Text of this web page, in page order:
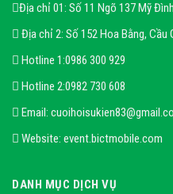
Địa chỉ 01: Số 11 Ngõ 137 Mỹ
Địa chỉ 2: Số 152 Hoa Bằng, Cầu
Hotline 1:0986 300 929
Hotline 2:0982 730 608
Email:
Website: event.bictmobile.com
DANH MỤC DỊCH VỤ